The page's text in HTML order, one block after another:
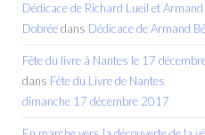
Dédicace de Richard Lueil et
Dobréedans Dédicace de Armand
Fête du livre à Nantes le 17
dans Fête du Livre de Nantes
dimanche 17 décembre 2017